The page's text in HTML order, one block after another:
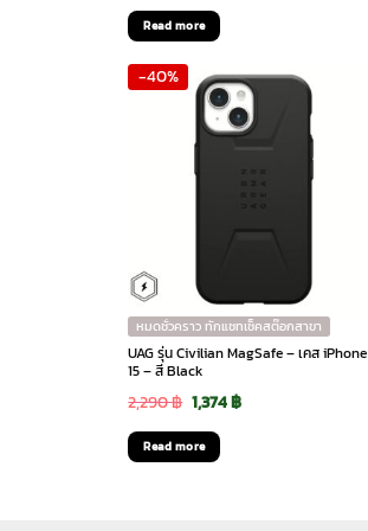
price
was:
2,990 ฿.2,093 ฿.
Read more
-40%
หมดชั่วคราว ทักแชทเช็คสต๊อกสาขา
UAG รุ่น Civilian MagSafe – เคส iPhone
15 – สี Black
2,290฿ Original
price
was:
1,374฿Current
Read more